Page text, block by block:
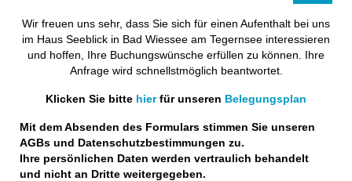
Wir freuen uns sehr, dass Sie sich für einen Aufenthalt bei uns
im Haus Seeblick in Bad Wiessee am Tegernsee interessieren
und hoffen, Ihre Buchungswünsche erfüllen zu können. Ihre
Anfrage wird schnellstmöglich beantwortet.
Klicken Sie bitte hierfür unseren Belegungsplan
Mit dem Absenden des Formulars stimmen Sie unseren
AGBs und Datenschutzbestimmungen zu.
Ihre persönlichen Daten werden vertraulich behandelt
und nicht an Dritte weitergegeben.